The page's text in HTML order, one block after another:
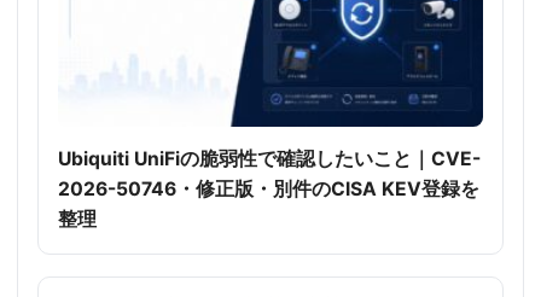
Ubiquiti UniFiの脆弱性で確認したいこと｜CVE-
2026-50746・修正版・別件のCISA KEV登録を
整理